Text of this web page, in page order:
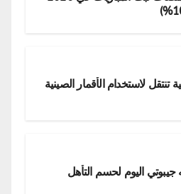
تنتقل لاستخدام الأقمار الصينية
اليوم لحسم التأهل